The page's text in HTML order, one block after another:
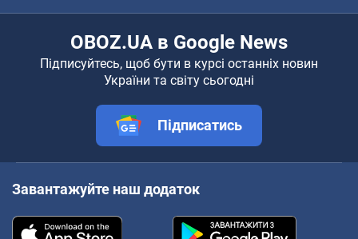
OBOZ.UA в Google News
Підписуйтесь, щоб бути в курсі останніх новин
України та світу сьогодні
Підписатись
Завантажуйте наш додаток